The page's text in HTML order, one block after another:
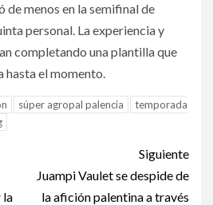
de menos en la semifinal de
personal. La experiencia y
completando una plantilla que
hasta el momento.
súper agropal palencia
temporada
la
Siguiente
Juampi Vaulet se despide de
la afición palentina a través